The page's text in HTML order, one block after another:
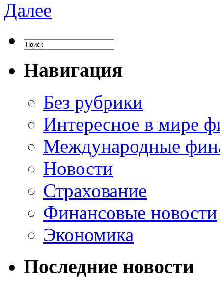
Далее
Навигация
Без рубрики
Интересное в мире
Международные
Новости
Страхование
Финансовые новости
Экономика
Последние новости